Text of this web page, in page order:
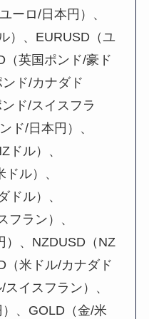
ーロ/日本円）、
）、EURUSD（ユ
（英国ポンド/豪ド
ド/カナダド
ド/スイスフラ
ド/日本円）、
ドル）、
ル）、
ドル）、
フラン）、
）、NZDUSD（NZ
（米ドル/カナダド
イスフラン）、
、GOLD（金/米